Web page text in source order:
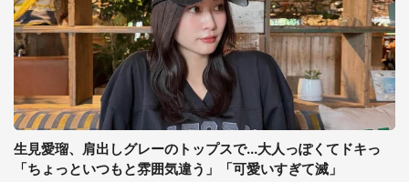
生見愛瑠、肩出しグレーのトップスで...大人っぽくてドキっ
「ちょっといつもと雰囲気違う」「可愛いすぎて滅」